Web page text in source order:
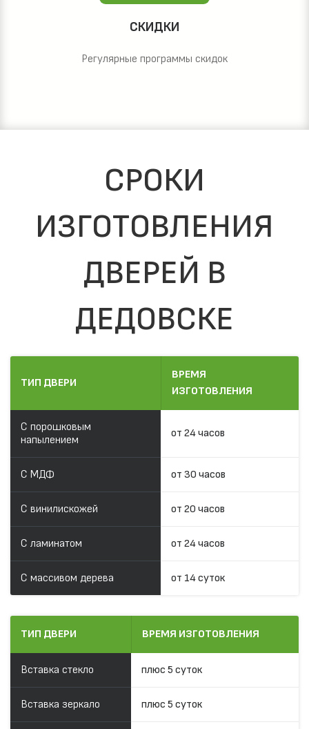
СКИДКИ
Регулярные программы скидок
СРОКИ
ИЗГОТОВЛЕНИЯ
ДВЕРЕЙ В
ДЕДОВСКЕ
ТИП ДВЕРИ
ВРЕМЯ
ИЗГОТОВЛЕНИЯ
С порошковым
напылением
от 24 часов
С МДФ от 30 часов
С винилискожей от 20 часов
С ламинатом от 24 часов
С массивом дерева от 14 суток
ТИП ДВЕРИ ВРЕМЯ ИЗГОТОВЛЕНИЯ
Вставка стекло плюс 5 суток
Вставка зеркало плюс 5 суток